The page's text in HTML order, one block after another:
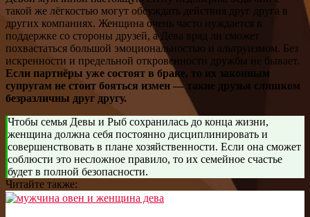
такой же лёгкостью могут обсуждать действия друг друга в
других компаниях. Женщина очень часто нуждается в
поддержке со стороны друзей, а Дева вряд ли сможет
похвастаться большой эмоциональностью и альтруизмом. Без
искренности и предельной откровенности дружбы не бывает.
Если партнёры уже состоят в браке, то их законным
супругам не стоит бояться измен — такие друзья слишком
безразличны друг другу.
Чтобы семья Девы и Рыб сохранилась до конца жизни,
женщина должна себя постоянно дисциплинировать и
совершенствовать в плане хозяйственности. Если она сможет
соблюсти это несложное правило, то их семейное счастье
будет в полной безопасности.
Читайте также: